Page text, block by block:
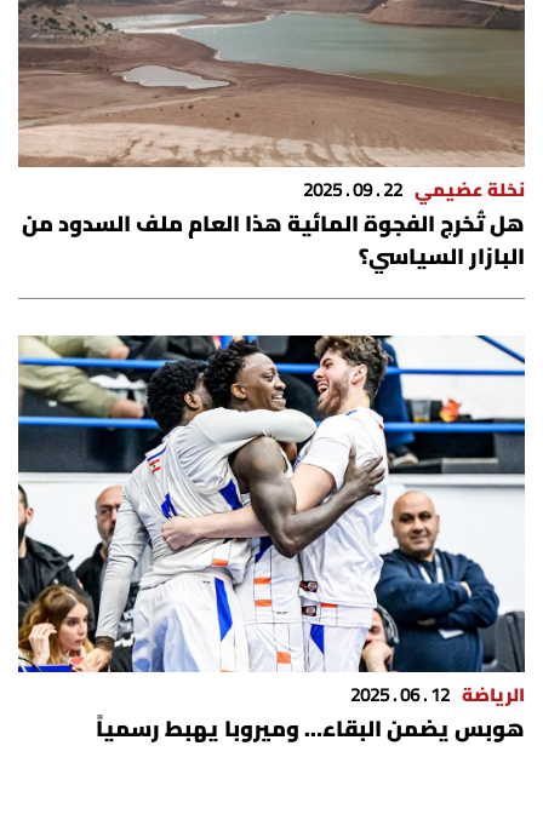
نخلة عضيمي 22 . 09 . 2025
هل تُخرج الفجوة المائية هذا العام ملف السدود من
البازار السياسي؟
الرياضة 12 . 06 . 2025
هوبس يضمن البقاء… وميروبا يهبط رسمياً